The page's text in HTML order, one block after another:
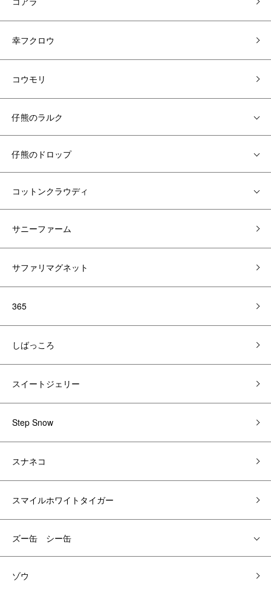
幸フクロウ
コウモリ
仔熊のラルク
仔熊のドロップ
コットンクラウディ
サニーファーム
サファリマグネット
365
しばっころ
スイートジェリー
Step Snow
スナネコ
スマイルホワイトタイガー
ズー缶 シー缶
ゾウ